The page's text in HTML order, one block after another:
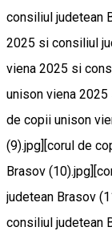
consiliul judetean
2025 si consiliul
viena 2025 si
unison viena
de copii unison
(9).jpg][corul de
Brasov
judetean Brasov
consiliul judetean